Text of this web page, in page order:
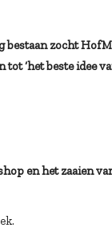
bestaan zocht
‘het beste idee
en het zaaien